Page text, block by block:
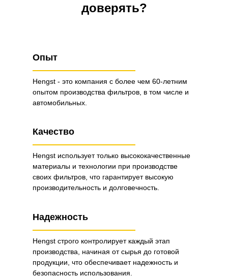
доверять?
Опыт
Hengst - это компания с более чем 60-летним
опытом производства фильтров, в том числе и
автомобильных.
Качество
Надежность
Hengst использует только высококачественные
материалы и технологии при производстве
своих фильтров, что гарантирует высокую
производительность и долговечность.
Hengst строго контролирует каждый этап
производства, начиная от сырья до готовой
продукции, что обеспечивает надежность и
безопасность использования.